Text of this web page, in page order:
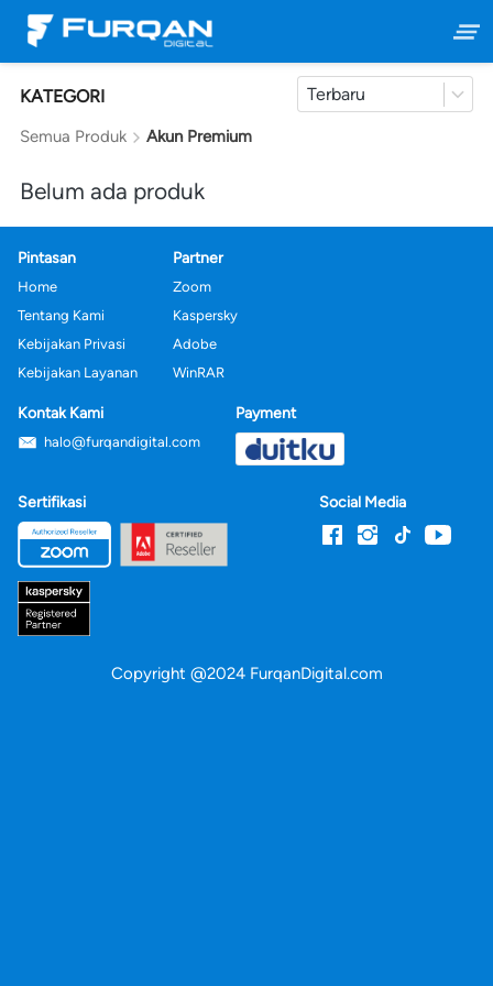
KATEGORI Terbaru
Semua Produk Akun Premium
Belum ada produk
Pintasan
Home
Tentang Kami
Kebijakan Privasi
Kebijakan Layanan
Partner
Zoom
Kaspersky
Adobe
WinRAR
Kontak Kami
halo@furqandigital.com
Payment
Sertifikasi Social Media
Copyright @2024 FurqanDigital.com